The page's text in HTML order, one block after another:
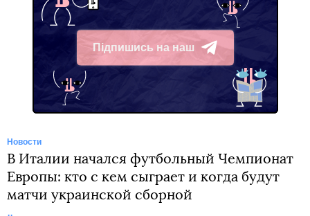
Підпишись на наш
Telegram
Новости
В Италии начался футбольный Чемпионат
Европы: кто с кем сыграет и когда будут
матчи украинской сборной